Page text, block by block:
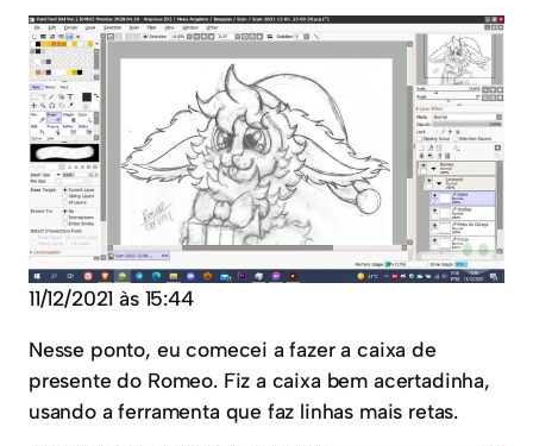
11/12/2021 às 15:44
Nesse ponto, eu comecei a fazer a caixa de
presente do Romeo. Fiz a caixa bem acertadinha,
usando a ferramenta que faz linhas mais retas.